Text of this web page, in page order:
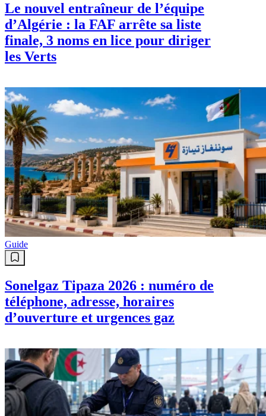
Le nouvel entraîneur de l’équipe
d’Algérie : la FAF arrête sa liste
finale, 3 noms en lice pour diriger
les Verts
Guide
Sonelgaz Tipaza 2026 : numéro de
téléphone, adresse, horaires
d’ouverture et urgences gaz